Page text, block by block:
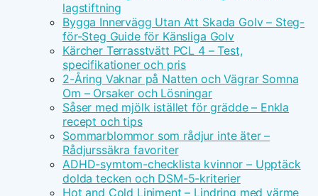
lagstiftning
Bygga Innervägg Utan Att Skada Golv – Steg-
för-Steg Guide för Känsliga Golv
Kärcher Terrasstvätt PCL 4 – Test,
specifikationer och pris
2-Åring Vaknar på Natten och Vägrar Somna
Om – Orsaker och Lösningar
Såser med mjölk istället för grädde – Enkla
recept och tips
Sommarblommor som rådjur inte äter –
Rådjurssäkra favoriter
ADHD-symtom-checklista kvinnor – Upptäck
dolda tecken och DSM-5-kriterier
Hot and Cold Liniment – Lindring med värme